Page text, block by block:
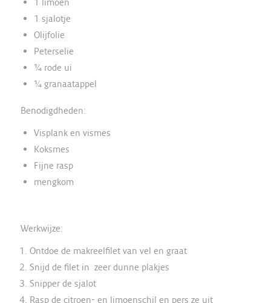
1 sjalotje
Olijfolie
Peterselie
¼ rode ui
¼ granaatappel
Benodigdheden:
Visplank en vismes
Koksmes
Fijne rasp
mengkom
Werkwijze:
Ontdoe de makreelfilet van vel en graat
Snijd de filet in zeer dunne plakjes
Snipper de sjalot
Rasp de citroen- en limoenschil en pers ze uit